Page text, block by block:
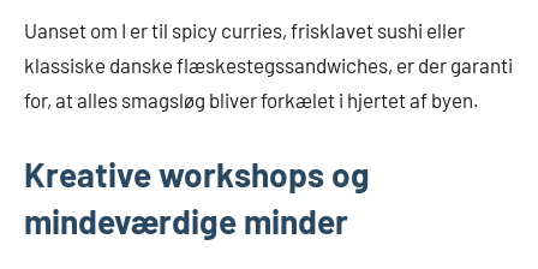
Uanset om I er til spicy curries, frisklavet sushi eller
klassiske danske flæskestegssandwiches, er der garanti
for, at alles smagsløg bliver forkælet i hjertet af byen.
Kreative workshops og
mindeværdige minder